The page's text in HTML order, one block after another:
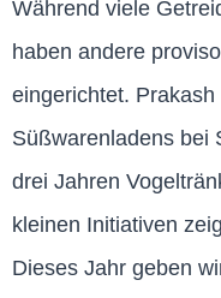
Während viele
haben andere
eingerichtet.
Süßwarenladens bei
drei Jahren
kleinen Initiativen
Dieses Jahr geben